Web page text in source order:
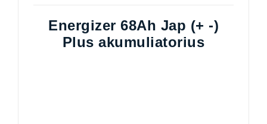
Energizer 68Ah Jap (+ -)
Plus akumuliatorius